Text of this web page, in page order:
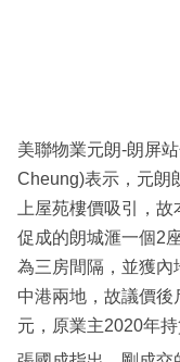
美聯物業元朗-朗屏
Cheung)表示，元朗
上屋苑樓價吸引，
促成的朗城滙一個2
為三房間隔，並獲內
中港兩地，故議價
元，原業主2020年